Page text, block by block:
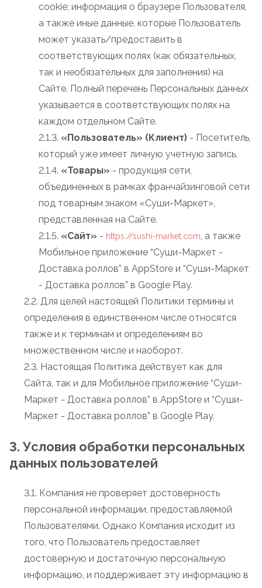
cookie; информация о браузере Пользователя,
а также иные данные, которые Пользователь
может указать/предоставить в
соответствующих полях (как обязательных,
так и необязательных для заполнения) на
Сайте. Полный перечень Персональных данных
указывается в соответствующих полях на
каждом отдельном Сайте.
2.1.3. «Пользователь» (Клиент) - Посетитель,
который уже имеет личную учетную запись.
2.1.4. «Товары» - продукция сети,
объединенных в рамках франчайзинговой сети
под товарным знаком «Суши-Маркет»,
представленная на Сайте.
2.1.5. «Сайт» - https://sushi-market.com, а также
Мобильное приложение “Суши-Маркет -
Доставка роллов” в AppStore и “Суши-Маркет
- Доставка роллов” в Google Play.
2.2. Для целей настоящей Политики термины и
определения в единственном числе относятся
также и к терминам и определениям во
множественном числе и наоборот.
2.3. Настоящая Политика действует как для
Сайта, так и для Мобильное приложение “Суши-
Маркет - Доставка роллов” в AppStore и “Суши-
Маркет - Доставка роллов” в Google Play.
3. Условия обработки персональных
данных пользователей
3.1. Компания не проверяет достоверность
персональной информации, предоставляемой
Пользователями. Однако Компания исходит из
того, что Пользователь предоставляет
достоверную и достаточную персональную
информацию, и поддерживает эту информацию в